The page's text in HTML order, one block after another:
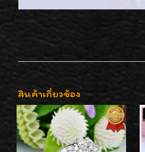
สินค้าเกี่ยวข้อง